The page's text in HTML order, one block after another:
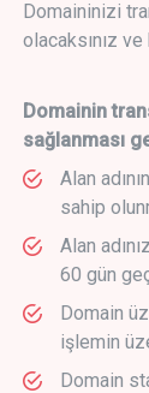
Domaininizi
olacaksınız
Domainin
sağlanması
Alan
sahip
Alan
60 gün
Domain
işlemin
Domain